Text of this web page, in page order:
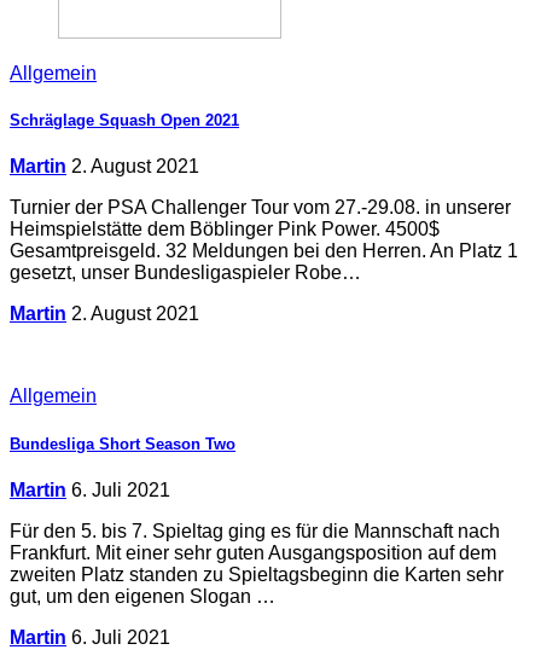
Allgemein
Schräglage Squash Open 2021
Martin 2. August 2021
Turnier der PSA Challenger Tour vom 27.-29.08. in unserer
Heimspielstätte dem Böblinger Pink Power. 4500$
Gesamtpreisgeld. 32 Meldungen bei den Herren. An Platz 1
gesetzt, unser Bundesligaspieler Robe…
Martin 2. August 2021
Allgemein
Bundesliga Short Season Two
Martin 6. Juli 2021
Für den 5. bis 7. Spieltag ging es für die Mannschaft nach
Frankfurt. Mit einer sehr guten Ausgangsposition auf dem
zweiten Platz standen zu Spieltagsbeginn die Karten sehr
gut, um den eigenen Slogan …
Martin 6. Juli 2021